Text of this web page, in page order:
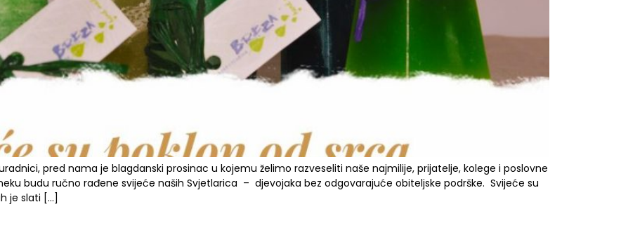
pred nama je blagdanski prosinac u kojemu želimo razveseliti naše najmilije, prijatelje, kolege i poslovne
budu ručno rađene svijeće naših Svjetlarica – djevojaka bez odgovarajuće obiteljske podrške. Svijeće su
je slati […]